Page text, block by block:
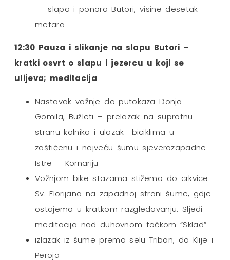
– slapa i ponora Butori, visine desetak
metara
12:30 Pauza i slikanje na slapu Butori –
kratki osvrt o slapu i jezercu u koji se
ulijeva; meditacija
Nastavak vožnje do putokaza Donja
Gomila, Bužleti – prelazak na suprotnu
stranu kolnika i ulazak biciklima u
zaštićenu i najveću šumu sjeverozapadne
Istre – Kornariju
Vožnjom bike stazama stižemo do crkvice
Sv. Florijana na zapadnoj strani šume, gdje
ostajemo u kratkom razgledavanju. Sljedi
meditacija nad duhovnom točkom “Sklad”
izlazak iz šume prema selu Triban, do Klije i
Peroja